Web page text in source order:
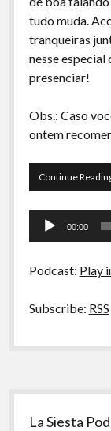
A Ripa É a
Especiais
Preliminares
tudo muda.
tranqueiras
nesse especial
presenciar!
Obs.: Caso
ontem
Continue
Tocador
00:00
Podcast: Play
Subscribe: RSS
Sidebar
La Siesta